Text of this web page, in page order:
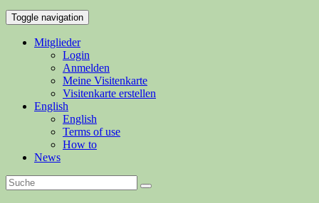
Toggle navigation
Mitglieder
Login
Anmelden
Meine Visitenkarte
Visitenkarte erstellen
English
English
Terms of use
How to
News